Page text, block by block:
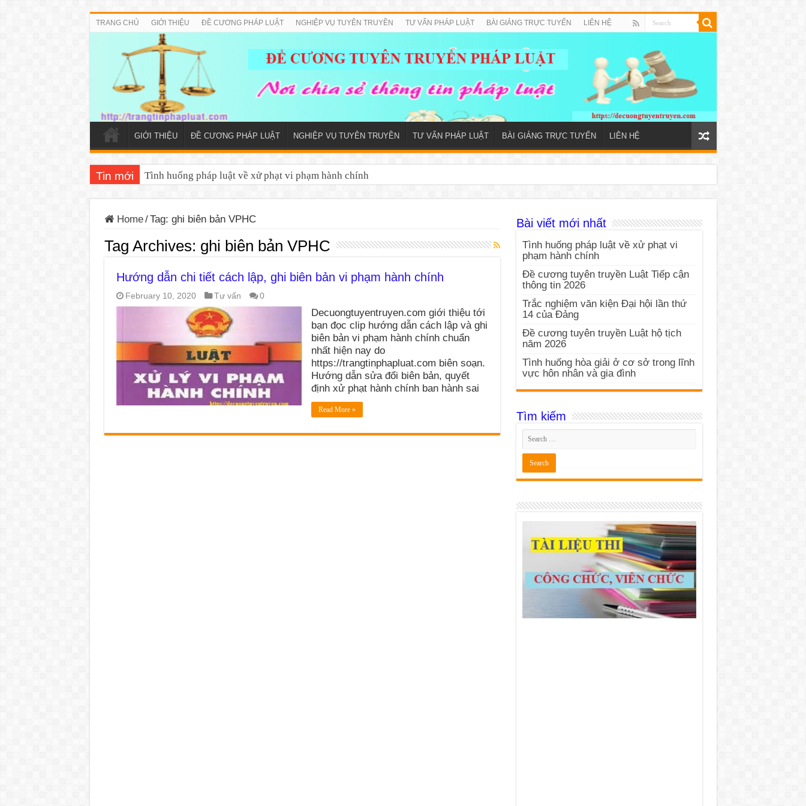
TRANG CHỦ GIỚI THIỆU ĐỀ CƯƠNG PHÁP LUẬT NGHIỆP VỤ TUYÊN TRUYỀN TƯ VẤN PHÁP LUẬT BÀI GIẢNG TRỰC TUYẾN LIÊN HỆ
GIỚI THIỆU ĐỀ CƯƠNG PHÁP LUẬT NGHIỆP VỤ TUYÊN TRUYỀN TƯ VẤN PHÁP LUẬT BÀI GIẢNG TRỰC TUYẾN LIÊN HỆ
Tin mới Tình huống pháp luật về xử phạt vi phạm hành chính
Home/Tag: ghi biên bản VPHC
Tag Archives: ghi biên bản VPHC
Hướng dẫn chi tiết cách lập, ghi biên bản vi phạm hành chính
February 10, 2020 Tư vấn 0
Decuongtuyentruyen.com giới thiệu tới
bạn đọc clip hướng dẫn cách lập và ghi
biên bản vi phạm hành chính chuẩn
nhất hiện nay do
https://trangtinphapluat.com biên soạn.
Hướng dẫn sửa đổi biên bản, quyết
định xử phạt hành chính ban hành sai
Read More »
Bài viết mới nhất
Tình huống pháp luật về xử phạt vi
phạm hành chính
Đề cương tuyên truyền Luật Tiếp cận
thông tin 2026
Trắc nghiệm văn kiện Đại hội lần thứ
14 của Đảng
Đề cương tuyên truyền Luật hộ tịch
năm 2026
Tình huống hòa giải ở cơ sở trong lĩnh
vực hôn nhân và gia đình
Tìm kiếm